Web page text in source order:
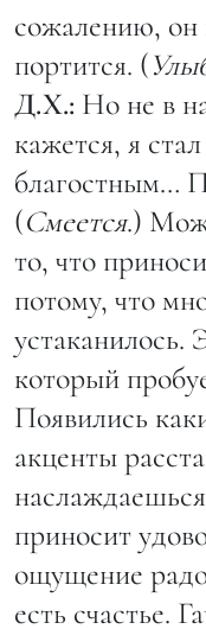
сожалению, он
портится. (
Д.Х.: Но не в
кажется, я
благостным…
(Смеется.)
то, что
потому, что
устаканилось.
который
Появились
акценты
приносит
ощущение
есть счастье.